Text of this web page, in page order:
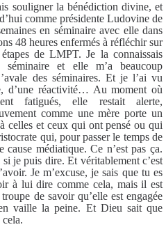
souligner la bénédiction divine, et
comme présidente Ludovine de
en séminaire avec elle dans
48 heures enfermés à réfléchir sur
de LMPT. Je la connaissais
et elle m’a beaucoup
des séminaires. Et je l’ai vu
d’une réactivité… Au moment où
fatigués, elle restait alerte,
comme une mère porte un
celles et ceux qui ont pensé ou qui
qui, pour passer le temps de
cause médiatique. Ce n’est pas ça.
je puis dire. Et véritablement c’est
Je m’excuse, je sais que tu es
à lui dire comme cela, mais il est
de savoir qu’elle est engagée
vaille la peine. Et Dieu sait que